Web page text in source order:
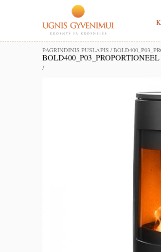
PAGRINDINIS PUSLAPIS /
BOLD400_P03_PROPORTIONEEL
/